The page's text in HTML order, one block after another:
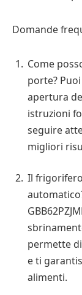
Domande
Come
porte?
apertura
istruzioni
seguire
migliori
Il
permette
e ti
alimenti.